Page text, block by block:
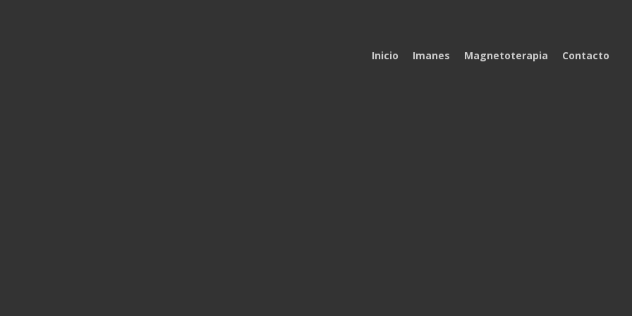
Inicio Imanes Magnetoterapia Contacto